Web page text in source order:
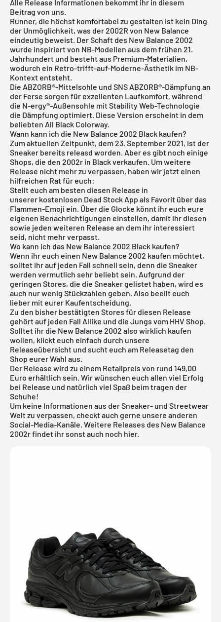
Alle Release Informationen bekommt ihr in diesem
Beitrag von uns.
Runner, die höchst komfortabel zu gestalten ist kein Ding
der Unmöglichkeit, was der 2002R von New Balance
eindeutig beweist. Der Schaft des New Balance 2002
wurde inspiriert von NB-Modellen aus dem frühen 21.
Jahrhundert und besteht aus Premium-Materialien,
wodurch ein Retro-trifft-auf-Moderne-Ästhetik im NB-
Kontext entsteht.
Die ABZORB®-Mittelsohle und SNS ABZORB®-Dämpfung an
der Ferse sorgen für exzellenten Laufkomfort, während
die N-ergy®-Außensohle mit Stability Web-Technologie
die Dämpfung optimiert. Diese Version erscheint in dem
beliebten All Black Colorway.
Wann kann ich die New Balance 2002 Black kaufen?
Zum aktuellen Zeitpunkt, dem 23. September 2021, ist der
Sneaker bereits releasd worden. Aber es gibt noch einige
Shops, die den 2002r in Black verkaufen. Um weitere
Release nicht mehr zu verpassen, haben wir jetzt einen
hilfreichen Rat für euch:
Stellt euch am besten diesen Release in
unserer kostenlosen Dead Stock App als Favorit über das
Flammen-Emoji ein. Über die Glocke könnt ihr euch eure
eigenen Benachrichtigungen einstellen, damit ihr diesen
sowie jeden weiteren Release an dem ihr interessiert
seid, nicht mehr verpasst.
Wo kann ich das New Balance 2002 Black kaufen?
Wenn ihr euch einen New Balance 2002 kaufen möchtet,
solltet ihr auf jeden Fall schnell sein, denn die Sneaker
werden vermutlich sehr beliebt sein. Aufgrund der
geringen Stores, die die Sneaker gelistet haben, wird es
auch nur wenig Stückzahlen geben. Also beeilt euch
lieber mit eurer Kaufentscheidung.
Zu den bisher bestätigten Stores für diesen Release
gehört auf jeden Fall Allike und die Jungs vom HHV Shop.
Solltet ihr die New Balance 2002 also wirklich kaufen
wollen, klickt euch einfach durch unsere
Releaseübersicht und sucht euch am Releasetag den
Shop eurer Wahl aus.
Der Release wird zu einem Retailpreis von rund 149,00
Euro erhältlich sein. Wir wünschen euch allen viel Erfolg
bei Release und natürlich viel Spaß beim tragen der
Schuhe!
Um keine Informationen aus der Sneaker- und Streetwear
Welt zu verpassen, checkt auch gerne unsere anderen
Social-Media-Kanäle. Weitere Releases des New Balance
2002rfindet ihr sonst auch noch hier.